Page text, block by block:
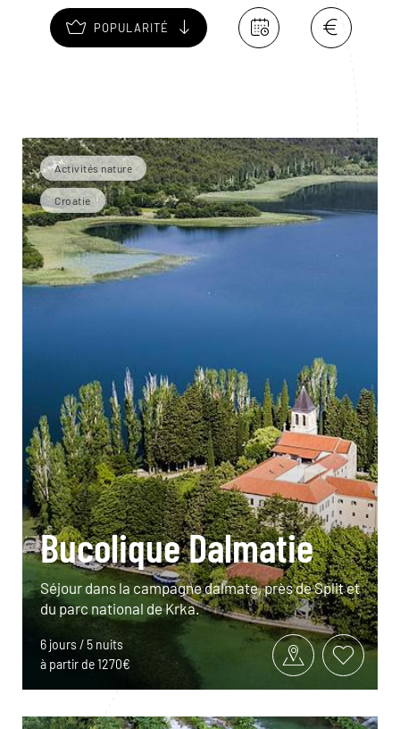
POPULARITÉ
Activités nature
Croatie
Bucolique Dalmatie
Séjour dans la campagne dalmate, près de Split et
du parc national de Krka.
6 jours / 5 nuits
à partir de 1270€